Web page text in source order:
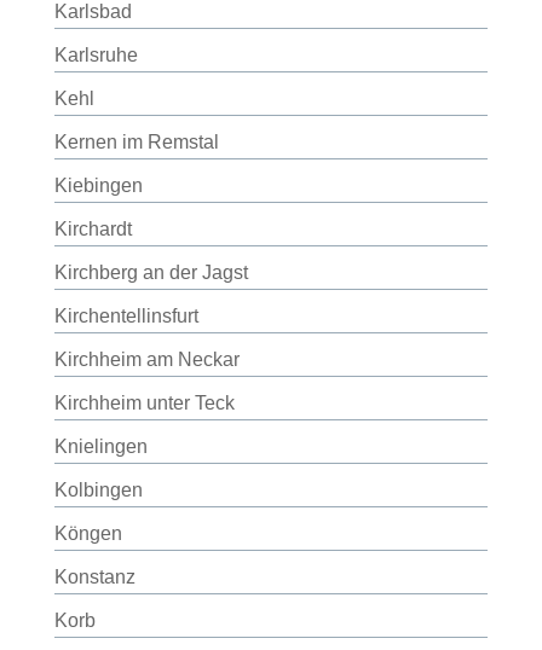
Karlsbad
Karlsruhe
Kehl
Kernen im Remstal
Kiebingen
Kirchardt
Kirchberg an der Jagst
Kirchentellinsfurt
Kirchheim am Neckar
Kirchheim unter Teck
Knielingen
Kolbingen
Köngen
Konstanz
Korb